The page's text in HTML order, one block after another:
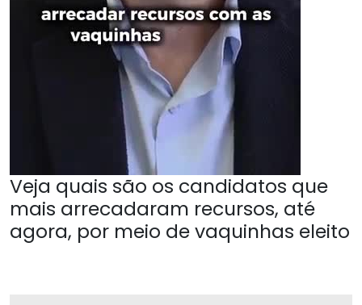
Veja quais são os candidatos que
mais arrecadaram recursos, até
agora, por meio de vaquinhas eleito